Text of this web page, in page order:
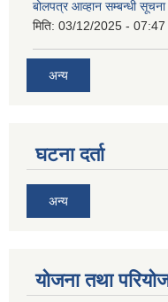
बोलपत्र आव्हान सम्बन्धी
मिति: 03/12/2025 - 07:47
अन्य
घटना दर्ता
अन्य
योजना तथा